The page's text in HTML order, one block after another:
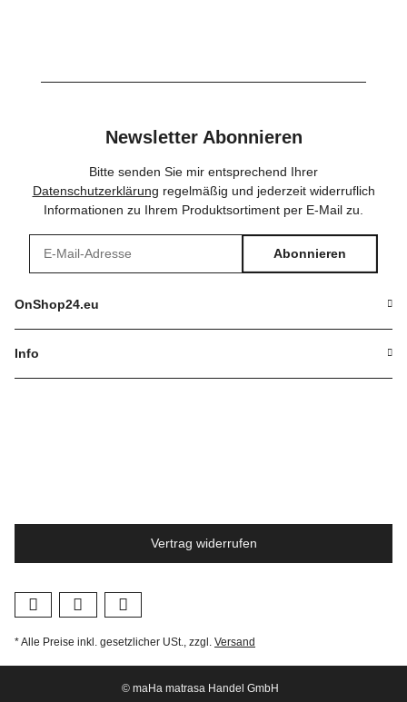
Newsletter Abonnieren
Bitte senden Sie mir entsprechend Ihrer
Datenschutzerklärung regelmäßig und jederzeit widerruflich
Informationen zu Ihrem Produktsortiment per E-Mail zu.
Abonnieren
OnShop24.eu
Info
Vertrag widerrufen
* Alle Preise inkl. gesetzlicher USt., zzgl. Versand
© maHa matrasa Handel GmbH